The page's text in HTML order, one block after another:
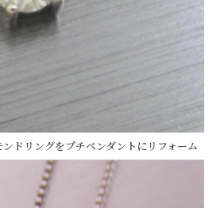
ンドリングをプチペンダントにリフォーム